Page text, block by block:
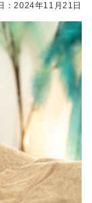
：2024年11月21日